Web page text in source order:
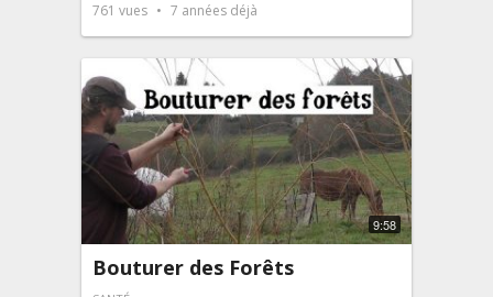
761 vues 7 années déjà
9:58
Bouturer des Forêts